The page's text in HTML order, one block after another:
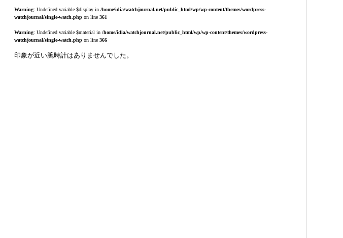
Warning: Undefined variable $display in /home/idia/watchjournal.net/public_html/wp/wp-content/themes/wordpress-
watchjournal/single-watch.phpon line 361
Warning: Undefined variable $material in /home/idia/watchjournal.net/public_html/wp/wp-content/themes/wordpress-
watchjournal/single-watch.phpon line 366
印象が近い腕時計はありませんでした。